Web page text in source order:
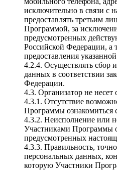
исключительно в связи с
предоставлять третьим
Программой, за
предусмотренных
Российской Федерации, а
предоставления
4.2.4. Осуществлять сбор
данных в соответствии
Федерации.
4.3. Организатор не несет
4.3.1. Отсутствие
Программы
4.3.2. Неисполнение или
Участниками Программы
предусмотренных
4.3.3. Правильность,
персональных данных,
которую Участники